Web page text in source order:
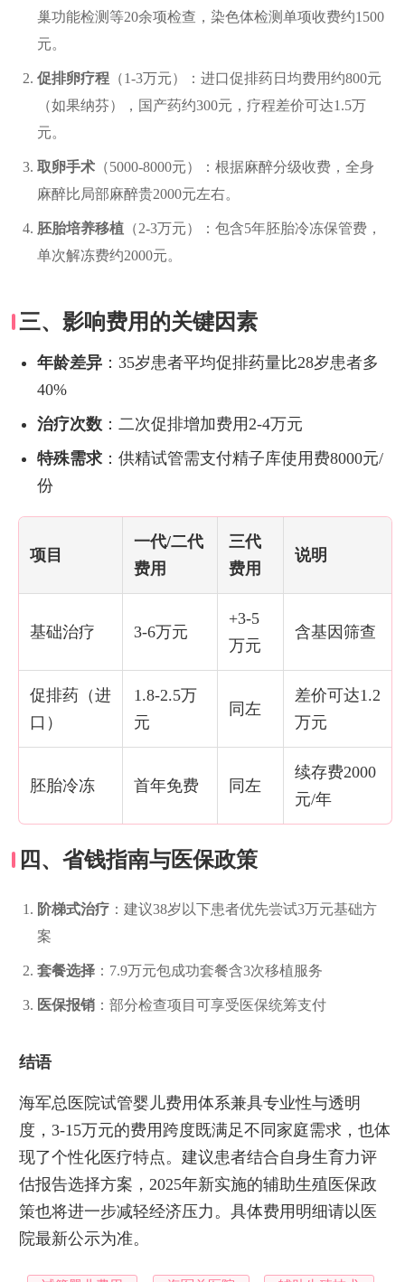
巢功能检测等20余项检查，染色体检测单项收费约1500
元。
促排卵疗程（1-3万元）：进口促排药日均费用约800元
（如果纳芬），国产药约300元，疗程差价可达1.5万
元。
取卵手术（5000-8000元）：根据麻醉分级收费，全身
麻醉比局部麻醉贵2000元左右。
胚胎培养移植（2-3万元）：包含5年胚胎冷冻保管费，
单次解冻费约2000元。
三、影响费用的关键因素
年龄差异：35岁患者平均促排药量比28岁患者多
40%
治疗次数：二次促排增加费用2-4万元
特殊需求：供精试管需支付精子库使用费8000元/
份
项目
一代/二代
费用
三代
费用
说明
基础治疗 3-6万元
+3-5
万元
含基因筛查
促排药（进
口）
1.8-2.5万
元
同左
差价可达1.2
万元
胚胎冷冻 首年免费 同左
续存费2000
元/年
四、省钱指南与医保政策
阶梯式治疗：建议38岁以下患者优先尝试3万元基础方
案
套餐选择：7.9万元包成功套餐含3次移植服务
医保报销：部分检查项目可享受医保统筹支付
结语
海军总医院试管婴儿费用体系兼具专业性与透明
度，3-15万元的费用跨度既满足不同家庭需求，也体
现了个性化医疗特点。建议患者结合自身生育力评
估报告选择方案，2025年新实施的辅助生殖医保政
策也将进一步减轻经济压力。具体费用明细请以医
院最新公示为准。